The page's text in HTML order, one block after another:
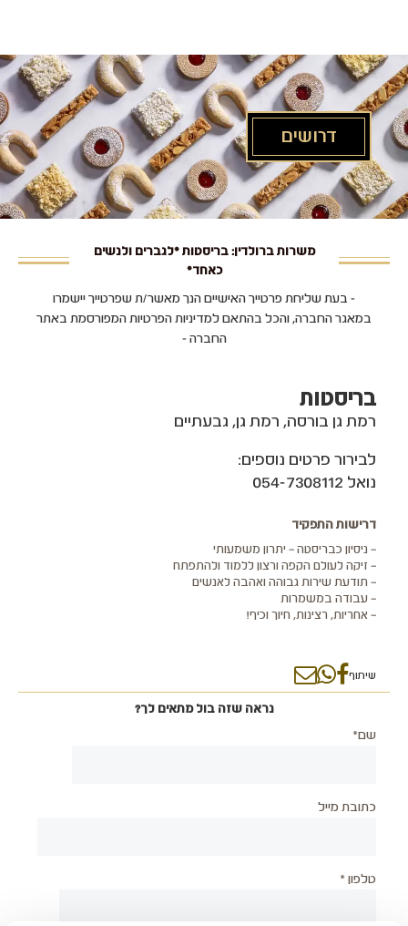
דרושים
משרות ברולדין: בריסטות *לגברים ולנשים
כאחד*
- בעת שליחת פרטייך האישיים הנך מאשר/ת שפרטייך יישמרו
במאגר החברה, והכל בהתאם למדיניות הפרטיות המפורסמת באתר
החברה -
בריסטות
רמת גן בורסה, רמת גן, גבעתיים
לבירור פרטים נוספים:
נואל 054-7308112
דרישות התפקיד
– ניסיון כבריסטה – יתרון משמעותי
– זיקה לעולם הקפה ורצון ללמוד ולהתפתח
– תודעת שירות גבוהה ואהבה לאנשים
– עבודה במשמרות
– אחריות, רצינות, חיוך וכיף!
שיתוף
נראה שזה בול מתאים לך?
שם*
כתובת מייל
טלפון *